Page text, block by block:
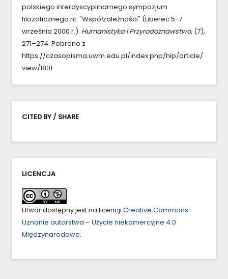
polskiego interdyscyplinarnego sympozjum
filozoficznego nt. "Współzależności" (Liberec 5-7
września 2000 r.). Humanistyka I Przyrodoznawstwo, (7),
271–274. Pobrano z
https://czasopisma.uwm.edu.pl/index.php/hip/article/
view/1801
CITED BY / SHARE
LICENCJA
Utwór dostępny jest na licencji Creative Commons
Uznanie autorstwa – Użycie niekomercyjne 4.0
Międzynarodowe.